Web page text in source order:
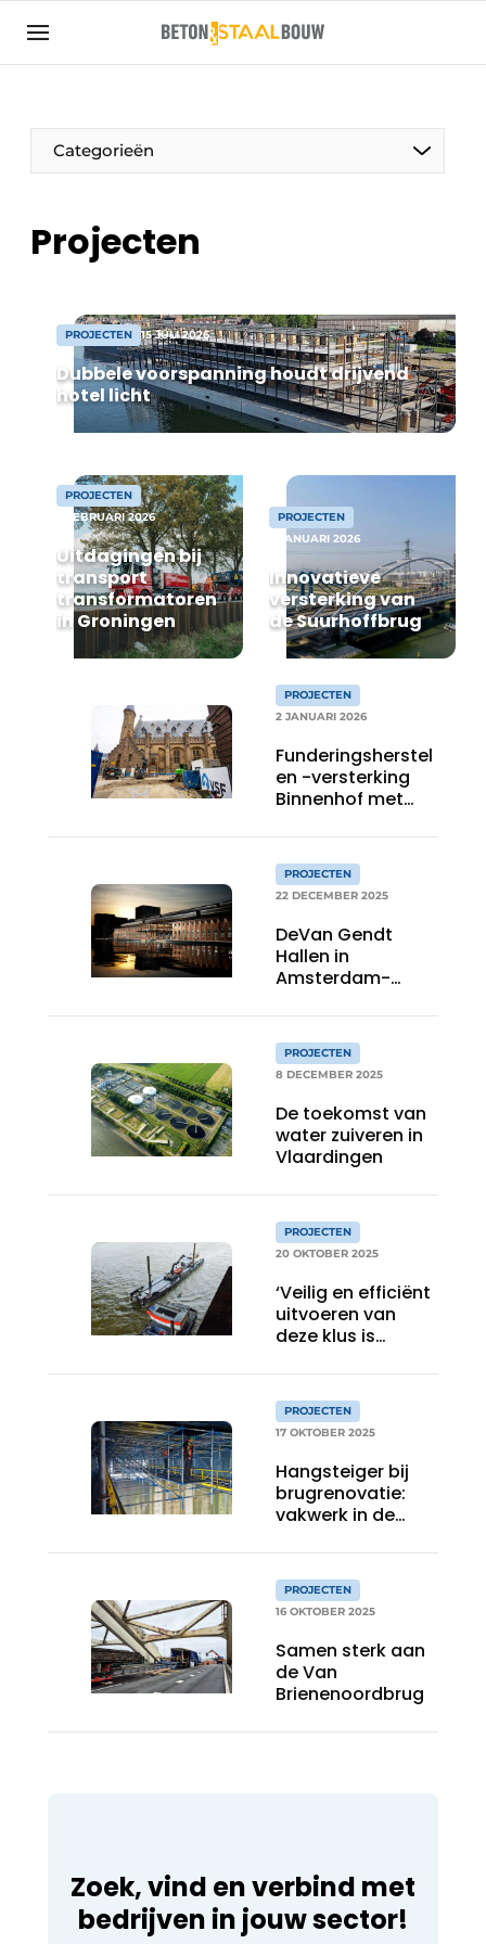
Aanmelden
Artikelen
Bedrijven
beton- en staalbouwbranche
Direct contact
Evenement aanmelden
Meest gelezen
Nieuwsbrief
Privacy / Cookie statement
Vacature aanmelden
Video’s
Categorieën
Projecten
PROJECTEN 15 JULI 2026
Dubbele voorspanning houdt drijvend
hotel licht
PROJECTEN
2 FEBRUARI 2026
Uitdagingen bij
transport
transformatoren
in Groningen
PROJECTEN
9 JANUARI 2026
Innovatieve
versterking van
de Suurhoffbrug
PROJECTEN
2 JANUARI 2026
Funderingsherstel
en -versterking
Binnenhof met
PROJECTEN
22 DECEMBER 2025
DeVan Gendt
Hallen in
Amsterdam-
van nostalgische
fabriekshal tot
stijlvol energie-
plus icoon
PROJECTEN
8 DECEMBER 2025
De toekomst van
water zuiveren in
Vlaardingen
PROJECTEN
20 OKTOBER 2025
‘Veilig en efficiënt
uitvoeren van
deze klus is
PROJECTEN
17 OKTOBER 2025
Hangsteiger bij
brugrenovatie:
vakwerk in de
PROJECTEN
16 OKTOBER 2025
Samen sterk aan
de Van
Brienenoordbrug
Zoek, vind en verbind met
bedrijven in jouw sector!